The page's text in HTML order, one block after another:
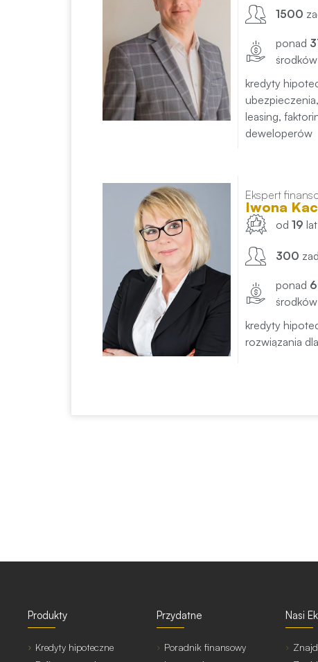
1500
ponad
środków
kredyty
leasing,
deweloperów
Ekspert
Iwona
od19
300
ponad
środków
kredyty
rozwiązania
Produkty
Kredyty hipoteczne
Przydatne
Poradnik finansowy
Nasi